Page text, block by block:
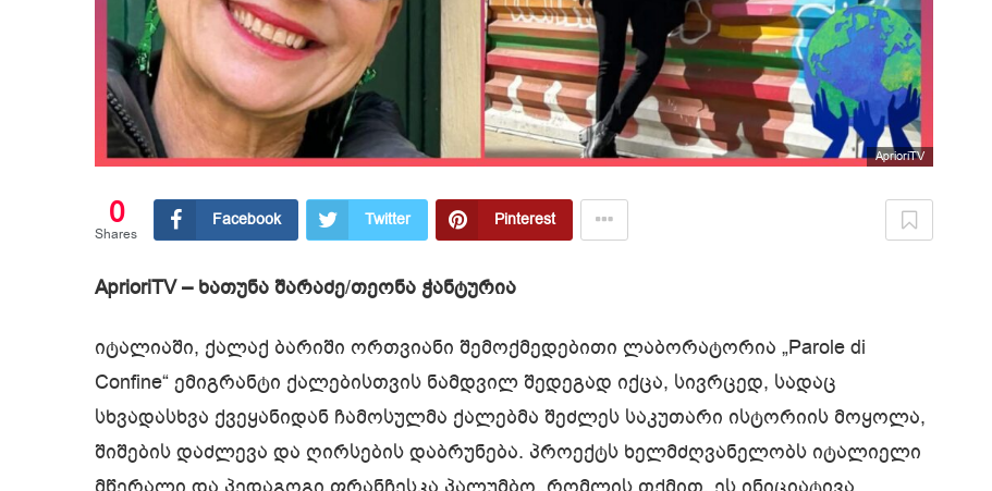
AprioriTV
0
Shares
Facebook Twitter Pinterest
AprioriTV – ხათუნა შარაძე/თეონა ჭანტურია
იტალიაში, ქალაქ ბარიში ორთვიანი შემოქმედებითი ლაბორატორია „Parole di
Confine“ ემიგრანტი ქალებისთვის ნამდვილ შედეგად იქცა, სივრცედ, სადაც
სხვადასხვა ქვეყანიდან ჩამოსულმა ქალებმა შეძლეს საკუთარი ისტორიის მოყოლა,
შიშების დაძლევა და ღირსების დაბრუნება. პროექტს ხელმძღვანელობს იტალიელი